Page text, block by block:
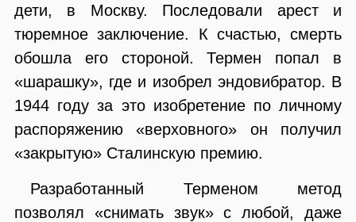
дети, в Москву. Последовали арест и
тюремное заключение. К счастью, смерть
обошла его стороной. Термен попал в
«шарашку», где и изобрел эндовибратор. В
1944 году за это изобретение по личному
распоряжению «верховного» он получил
«закрытую» Сталинскую премию.
Разработанный Терменом метод
позволял «снимать звук» с любой, даже